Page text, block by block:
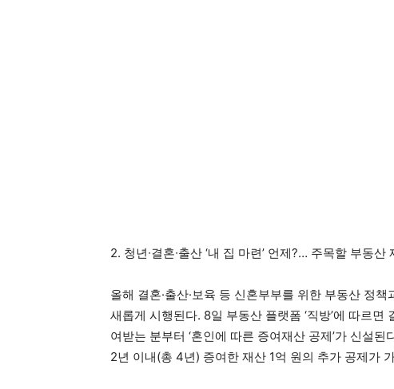
2. 청년∙결혼∙출산 ‘내 집 마련’ 언제?… 주목할 부동산
올해 결혼·출산·보육 등 신혼부부를 위한 부동산 정
새롭게 시행된다. 8일 부동산 플랫폼 ‘직방’에 따르
여받는 분부터 ‘혼인에 따른 증여재산 공제’가 신설
2년 이내(총 4년) 증여한 재산 1억 원의 추가 공제가